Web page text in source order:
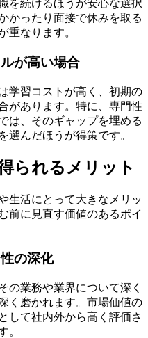
を続けるほうが安心な選択
かったり面接で休みを取る
重なります。
が高い場合
学習コストが高く、初期の
があります。特に、専門性
は、そのギャップを埋める
選んだほうが得策です。
られるメリット
生活にとって大きなメリッ
前に見直す価値のあるポイ
の深化
の業務や業界について深く
く磨かれます。市場価値の
して社内外から高く評価さ
。